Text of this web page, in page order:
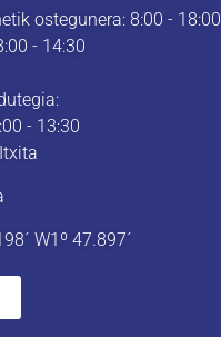
ostegunera: 8:00 - 18:00
- 14:30
- 13:30
W1º 47.897´